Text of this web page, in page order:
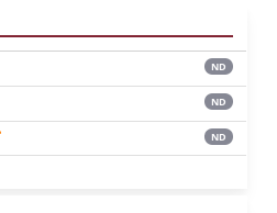
ND
ND
ND